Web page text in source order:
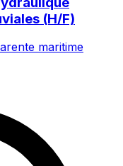
(H/F)
maritime